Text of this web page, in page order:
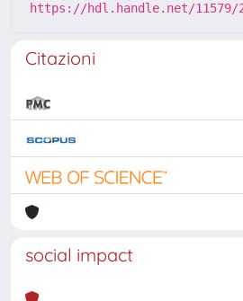
https://hdl.handle.net/11579/
Citazioni
social impact